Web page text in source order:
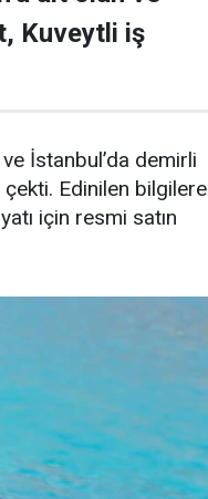
Kuveytli iş
İstanbul’da demirli
çekti. Edinilen bilgilere
için resmi satın